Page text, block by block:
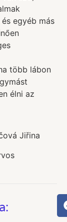
egyéb más
több lábon
élni az
Jiřina